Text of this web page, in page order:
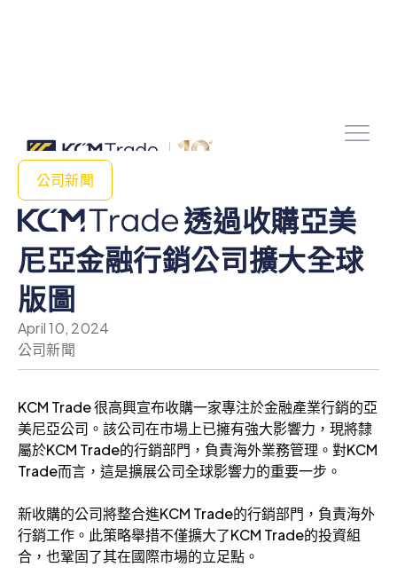
公司新聞
透過收購亞美
尼亞金融行銷公司擴大全球
版圖
April 10, 2024
公司新聞
KCM Trade 很高興宣布收購一家專注於金融產業行銷的亞
美尼亞公司。該公司在市場上已擁有強大影響力，現將隸
屬於KCM Trade的行銷部門，負責海外業務管理。對KCM
Trade而言，這是擴展公司全球影響力的重要一步。
新收購的公司將整合進KCM Trade的行銷部門，負責海外
行銷工作。此策略舉措不僅擴大了KCM Trade的投資組
合，也鞏固了其在國際市場的立足點。